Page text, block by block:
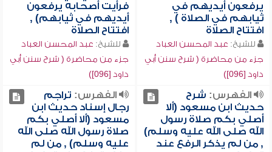
يرفعون أيديهم في
ثيابهم في الصلاة ) ,
افتتاح الصلاة
للشيخ: عبد المحسن العباد
جزء من محاضرة ( شرح سنن أبي
داود [096])
فرأيت أصحابه يرفعون
أيديهم في ثيابهم) ,
افتتاح الصلاة
للشيخ: عبد المحسن العباد
جزء من محاضرة ( شرح سنن أبي
داود [096])
الفهرس: شرح
حديث ابن مسعود (ألا
أصلي بكم صلاة رسول
الله صلى الله عليه وسلم)
, من لم يذكر الرفع عند
الفهرس: تراجم
رجال إسناد حديث ابن
مسعود (ألا أصلي بكم
صلاة رسول الله صلى الله
عليه وسلم) , من لم